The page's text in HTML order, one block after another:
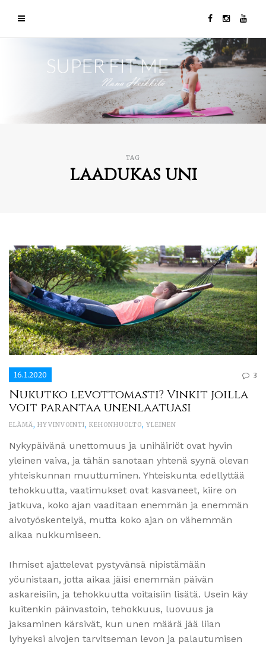
TAG
laadukas uni
16.1.2020 3
Nukutko levottomasti? Vinkit joilla
voit parantaa unenlaatuasi
ELÄMÄ HYVINVOINTI KEHONHUOLTO YLEINEN
Nykypäivänä unettomuus ja unihäiriöt ovat hyvin
yleinen vaiva, ja tähän sanotaan yhtenä syynä olevan
yhteiskunnan muuttuminen. Yhteiskunta edellyttää
tehokkuutta, vaatimukset ovat kasvaneet, kiire on
jatkuva, koko ajan vaaditaan enemmän ja enemmän
aivotyöskentelyä, mutta koko ajan on vähemmän
aikaa nukkumiseen.
Ihmiset ajattelevat pystyvänsä nipistämään
yöunistaan, jotta aikaa jäisi enemmän päivän
askareisiin, ja tehokkuutta voitaisiin lisätä. Usein käy
kuitenkin päinvastoin, tehokkuus, luovuus ja
jaksaminen kärsivät, kun unen määrä jää liian
lyhyeksi aivojen tarvitseman levon ja palautumisen